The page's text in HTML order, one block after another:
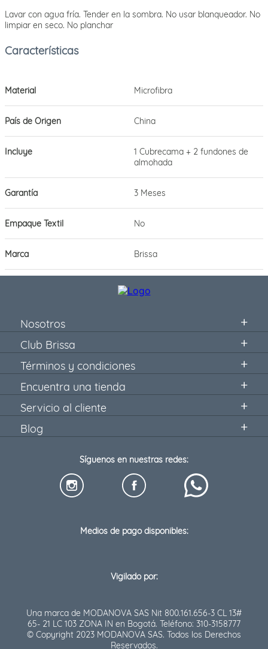
Lavar con agua fría. Tender en la sombra. No usar blanqueador. No
limpiar en seco. No planchar
Material Microfibra
País de Origen China
Incluye
1 Cubrecama + 2 fundones de
almohada
Garantía 3 Meses
Empaque Textil No
Marca Brissa
Nosotros
Club Brissa
Términos y condiciones
Encuentra una tienda
Servicio al cliente
Blog
Síguenos en nuestras redes:
Medios de pago disponibles:
Vigilado por:
Una marca de MODANOVA SAS Nit 800.161.656-3 CL 13#
65- 21 LC 103 ZONA IN en Bogotá. Teléfono: 310-3158777
© Copyright 2023 MODANOVA SAS. Todos los Derechos
Reservados.